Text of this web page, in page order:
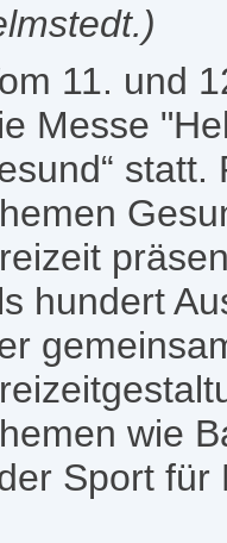
11. und
Messe
statt.
hundert
wie
Sport für